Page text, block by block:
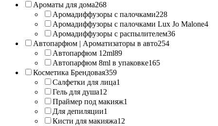
Ароматы для дома268
Аромадиффузоры с палочками228
Аромадиффузоры с палочками Lux Jo Malone4
Аромадиффузоры с распылителем36
Автопарфюм | Ароматизаторы в авто254
Автопарфюм 12ml89
Автопарфюм 8ml в упаковке165
Косметика Брендовая359
Салфетки для лица1
Гель для душа12
Праймер под макияж1
Для депиляции1
Кисти для макияжа12